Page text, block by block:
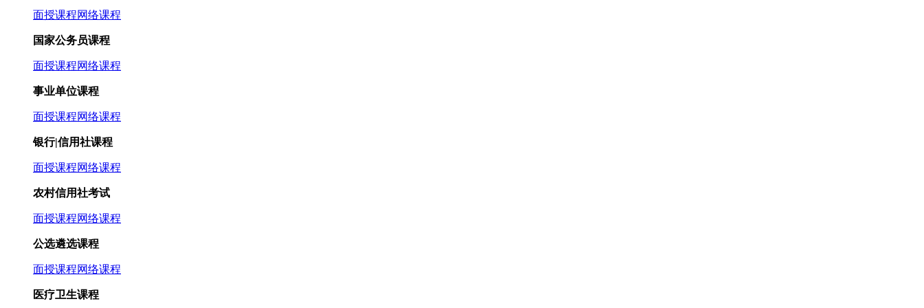
面授课程网络课程
国家公务员课程
面授课程网络课程
事业单位课程
面授课程网络课程
银行|信用社课程
面授课程网络课程
农村信用社考试
面授课程网络课程
公选遴选课程
面授课程网络课程
医疗卫生课程